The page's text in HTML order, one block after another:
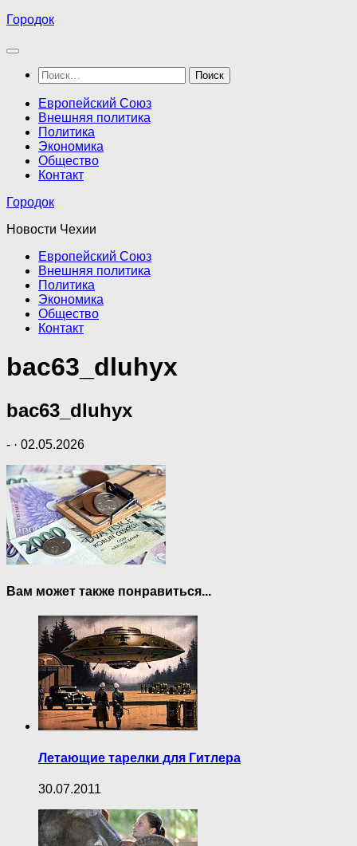
Перейти
содержимому
Городок
Найти:
Европейский Союз
Внешняя политика
Политика
Экономика
Общество
Контакт
Городок
Новости Чехии
Европейский Союз
Внешняя политика
Политика
Экономика
Общество
Контакт
bac63_dluhyx
bac63_dluhyx
- · 02.05.2026
Вам может также понравиться...
Летающие тарелки для Гитлера
30.07.2011